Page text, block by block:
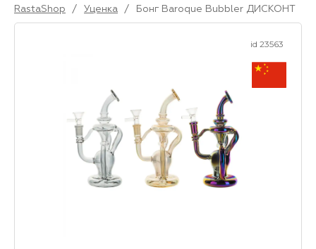
RastaShop / Уценка / Бонг Baroque Bubbler ДИСКОНТ
id 23563